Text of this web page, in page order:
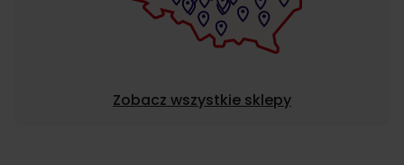
Zobacz wszystkie sklepy